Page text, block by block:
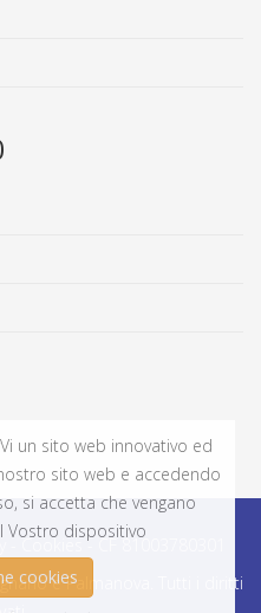
Cookies - CF 81003780301
e Palmanova. Tutti i diritti
un sito web innovativo ed
sito web e accedendo
si accetta che vengano
Vostro dispositivo
cookies